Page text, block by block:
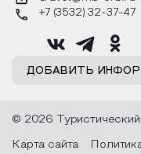
его называют в разных
страны и как
ДОБАВИТЬ
+7 (3532) 32-37-47
© 2026
Карта сайта